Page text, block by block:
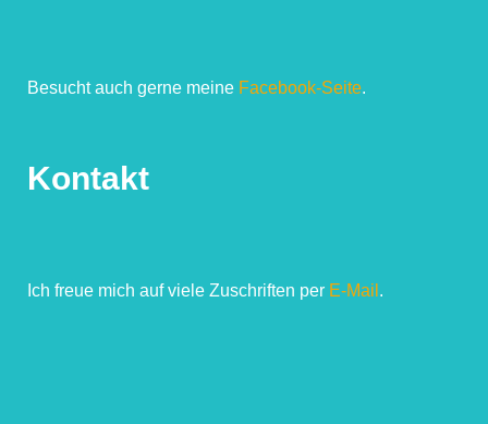
Besucht auch gerne meine Facebook-Seite.
Kontakt
Ich freue mich auf viele Zuschriften per E-Mail .